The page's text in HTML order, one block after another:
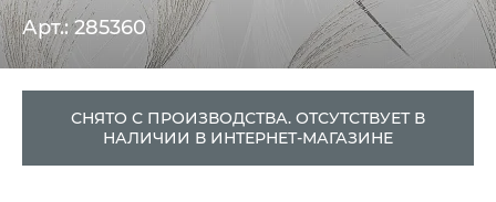
Арт.: 285360
СНЯТО С ПРОИЗВОДСТВА. ОТСУТСТВУЕТ В
НАЛИЧИИ В ИНТЕРНЕТ-МАГАЗИНЕ